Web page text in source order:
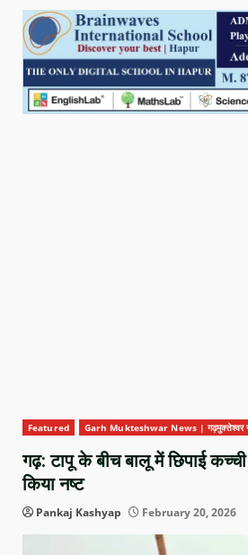
Featured Garh Mukteshwar News | गढ़मुक्तेश्वर
गढ़: टापू के बीच बालू में छिपाई
किया नष्ट
Pankaj Kashyap February 20, 2026